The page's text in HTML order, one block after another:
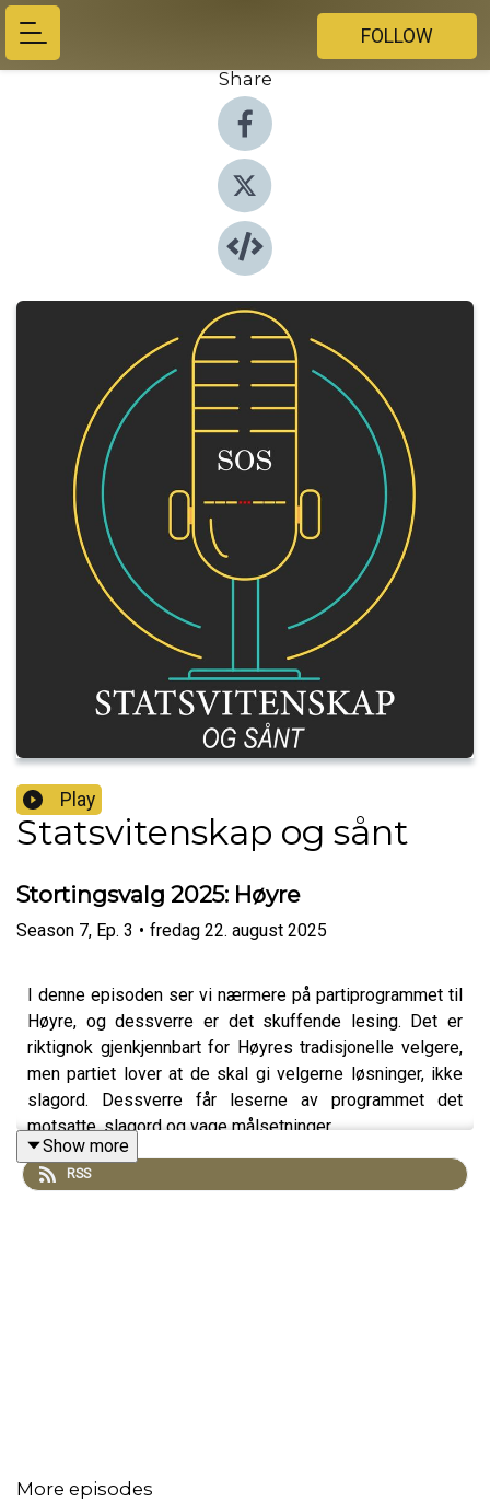
FOLLOW
Share
Play
Statsvitenskap og sånt
Stortingsvalg 2025: Høyre
Season 7, Ep. 3 • fredag 22. august 2025
I denne episoden ser vi nærmere på partiprogrammet til
Høyre, og dessverre er det skuffende lesing. Det er
riktignok gjenkjennbart for Høyres tradisjonelle velgere,
men partiet lover at de skal gi velgerne løsninger, ikke
slagord. Dessverre får leserne av programmet det
motsatte, slagord og vage målsetninger.
Show more
RSS
More episodes